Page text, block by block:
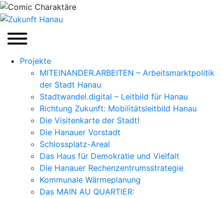
Zum
Projekte
MITEINANDER.ARBEITEN – Arbeitsmarktpolitik
der Stadt Hanau
Stadtwandel.digital – Leitbild für Hanau
Richtung Zukunft: Mobilitätsleitbild Hanau
Die Visitenkarte der Stadt!
Die Hanauer Vorstadt
Schlossplatz-Areal
Das Haus für Demokratie und Vielfalt
Die Hanauer Rechenzentrumsstrategie
Kommunale Wärmeplanung
Das MAIN AU QUARTIER: